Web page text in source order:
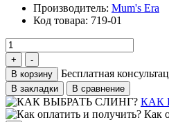
Производитель: Mum's Era
Код товара: 719-01
В корзину Бесплатная
В закладки В сравнение
КАК
Как